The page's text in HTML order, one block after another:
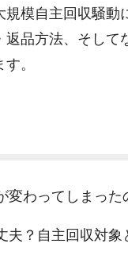
規模自主回収騒
返品方法、そし
。
変わってしまった
夫？自主回収対